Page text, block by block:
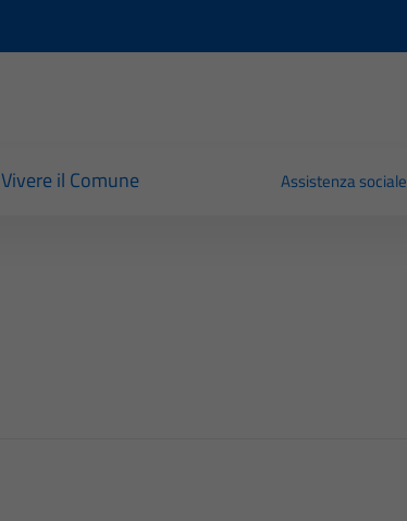
Vivere il Comune Assistenza sociale